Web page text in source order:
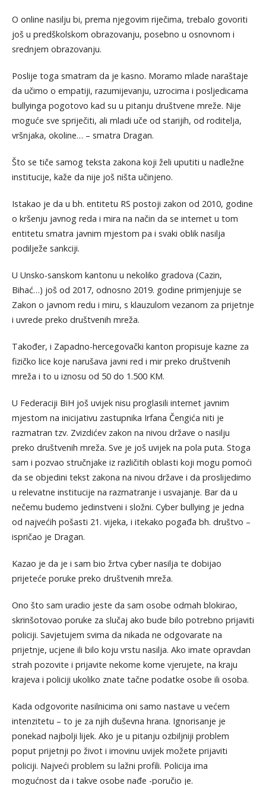
O online nasilju bi, prema njegovim riječima, trebalo govoriti
još u predškolskom obrazovanju, posebno u osnovnom i
srednjem obrazovanju.
Poslije toga smatram da je kasno. Moramo mlade naraštaje
da učimo o empatiji, razumijevanju, uzrocima i posljedicama
bullyinga pogotovo kad su u pitanju društvene mreže. Nije
moguće sve spriječiti, ali mladi uče od starijih, od roditelja,
vršnjaka, okoline… – smatra Dragan.
Što se tiče samog teksta zakona koji želi uputiti u nadležne
institucije, kaže da nije još ništa učinjeno.
Istakao je da u bh. entitetu RS postoji zakon od 2010, godine
o kršenju javnog reda i mira na način da se internet u tom
entitetu smatra javnim mjestom pa i svaki oblik nasilja
podilježe sankciji.
U Unsko-sanskom kantonu u nekoliko gradova (Cazin,
Bihać…) još od 2017, odnosno 2019. godine primjenjuje se
Zakon o javnom redu i miru, s klauzulom vezanom za prijetnje
i uvrede preko društvenih mreža.
Također, i Zapadno-hercegovački kanton propisuje kazne za
fizičko lice koje narušava javni red i mir preko društvenih
mreža i to u iznosu od 50 do 1.500 KM.
U Federaciji BiH još uvijek nisu proglasili internet javnim
mjestom na inicijativu zastupnika Irfana Čengića niti je
razmatran tzv. Zvizdićev zakon na nivou države o nasilju
preko društvenih mreža. Sve je još uvijek na pola puta. Stoga
sam i pozvao stručnjake iz različitih oblasti koji mogu pomoći
da se objedini tekst zakona na nivou države i da proslijedimo
u relevatne institucije na razmatranje i usvajanje. Bar da u
nečemu budemo jedinstveni i složni. Cyber bullying je jedna
od najvećih pošasti 21. vijeka, i itekako pogađa bh. društvo –
ispričao je Dragan.
Kazao je da je i sam bio žrtva cyber nasilja te dobijao
prijeteće poruke preko društvenih mreža.
Ono što sam uradio jeste da sam osobe odmah blokirao,
skrinšotovao poruke za slučaj ako bude bilo potrebno prijaviti
policiji. Savjetujem svima da nikada ne odgovarate na
prijetnje, ucjene ili bilo koju vrstu nasilja. Ako imate opravdan
strah pozovite i prijavite nekome kome vjerujete, na kraju
krajeva i policiji ukoliko znate tačne podatke osobe ili osoba.
Kada odgovorite nasilnicima oni samo nastave u većem
intenzitetu – to je za njih duševna hrana. Ignorisanje je
ponekad najbolji lijek. Ako je u pitanju ozbiljniji problem
poput prijetnji po život i imovinu uvijek možete prijaviti
policiji. Najveći problem su lažni profili. Policija ima
mogućnost da i takve osobe nađe -poručio je.